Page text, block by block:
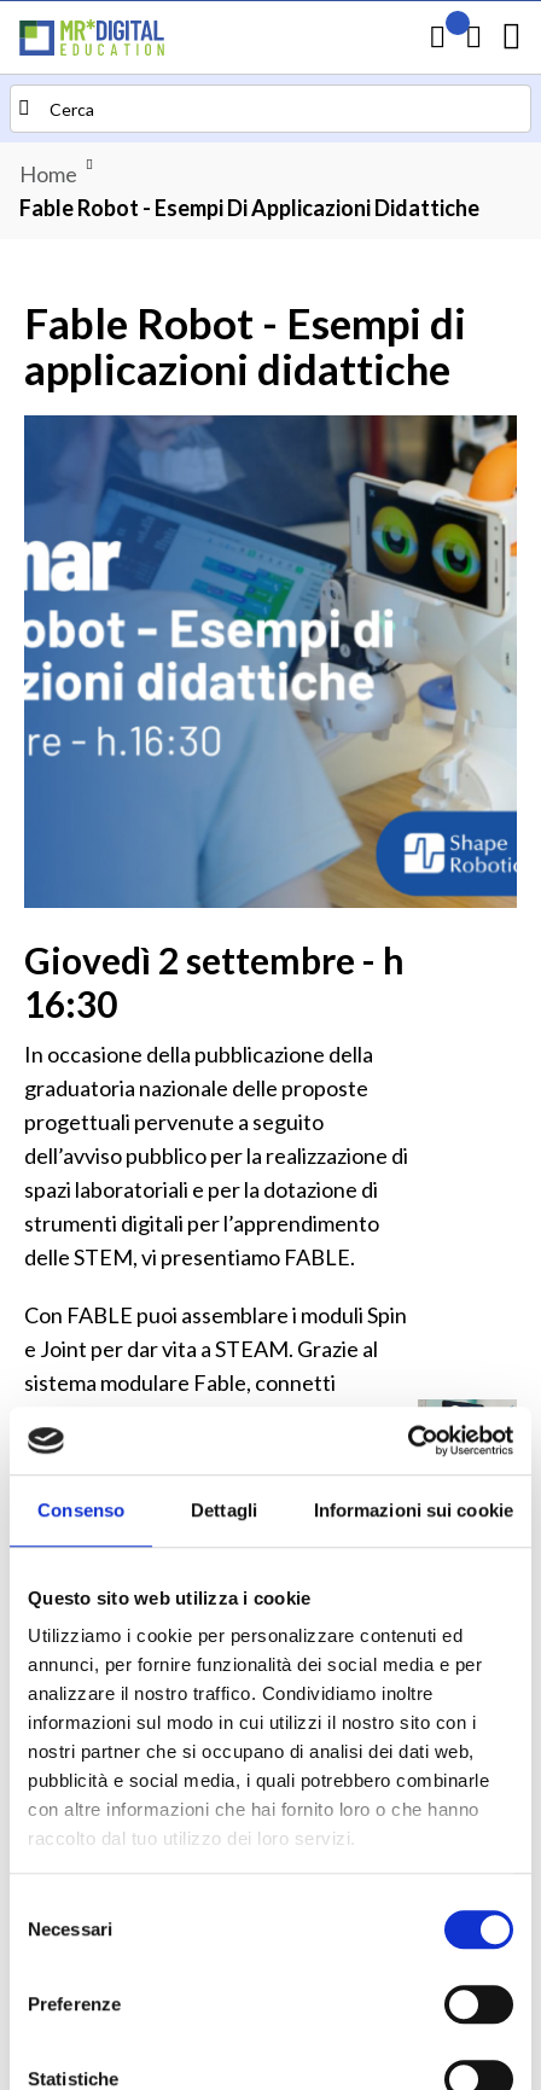
Consenso Dettagli Informazioni sui cookie
Questo sito web utilizza i cookie
Utilizziamo i cookie per personalizzare contenuti ed
annunci, per fornire funzionalità dei social media e per
analizzare il nostro traffico. Condividiamo inoltre
informazioni sul modo in cui utilizzi il nostro sito con i
nostri partner che si occupano di analisi dei dati web,
pubblicità e social media, i quali potrebbero combinarle
con altre informazioni che hai fornito loro o che hanno
raccolto dal tuo utilizzo dei loro servizi.
delNecessari
Preferenze
Statistiche
Carrello
Il mio
Search
Home
Fable Robot - Esempi Di Applicazioni Didattiche
Fable Robot - Esempi di
applicazioni didattiche
Giovedì 2 settembre - h
16:30
In occasione della pubblicazione della
graduatoria nazionale delle proposte
progettuali pervenute a seguito
dell’avviso pubblico per la realizzazione di
spazi laboratoriali e per la dotazione di
strumenti digitali per l’apprendimento
delle STEM, vi presentiamo FABLE.
Con FABLE puoi assemblare i moduli Spin
e Joint per dar vita a STEAM. Grazie al
sistema modulare Fable, connetti
costruisci infinite varianti diverse in pochi
secondi. Il sistema Fable è adatto
all’insegnamento della Matematica, delle
Scienze, dell’Inglese, dell’Informatica e a
STEAM.
Relatori:
Alessio Procopio - Education Sales
Manager, MR Digital
Robert Widger - Global Education
Director, Shape Robotics
Steen Lund - Chief Commercial Officer,
Shape Robotics